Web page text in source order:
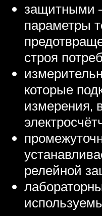
защитными
параметры
строя
которые
измерения,
релейной